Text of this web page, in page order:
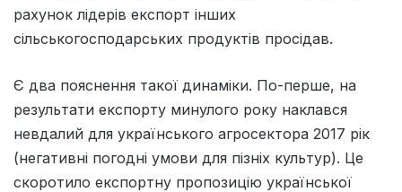
рахунок лідерів експорт інших
сільськогосподарських продуктів просідав.
Є два пояснення такої динаміки. По-перше, на
результати експорту минулого року наклався
невдалий для українського агросектора 2017 рік
(негативні погодні умови для пізніх культур). Це
скоротило експортну пропозицію української